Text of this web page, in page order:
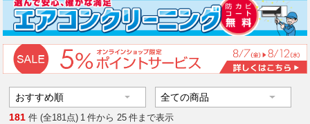
181 件 (全181点) 1 件から 25 件まで表示